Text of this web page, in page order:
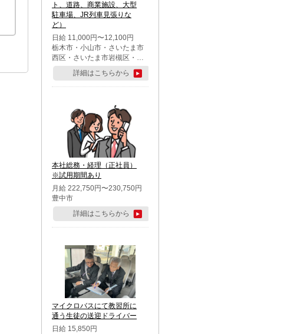
ト、道路、商業施設、大型
駐車場、JR列車見張りな
ど）
日給 11,000円〜12,100円
栃木市・小山市・さいたま市
西区・さいたま市岩槻区・久
喜市・蓮田市
詳細はこちらから
本社総務・経理（正社員）
※試用期間あり
月給 222,750円〜230,750円
豊中市
詳細はこちらから
マイクロバスにて教習所に
通う生徒の送迎ドライバー
日給 15,850円